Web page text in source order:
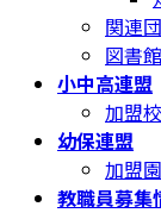
関連
図書
小中高連盟
加盟
幼保連盟
加盟
教職員募集